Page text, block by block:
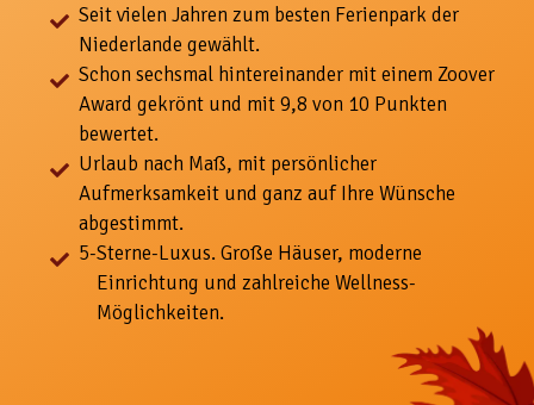
Seit vielen Jahren zum besten Ferienpark der
Niederlande gewählt.
Schon sechsmal hintereinander mit einem Zoover
Award gekrönt und mit 9,8 von 10 Punkten
bewertet.
Urlaub nach Maß, mit persönlicher
Aufmerksamkeit und ganz auf Ihre Wünsche
abgestimmt.
5-Sterne-Luxus. Große Häuser, moderne
Einrichtung und zahlreiche Wellness-
Möglichkeiten.